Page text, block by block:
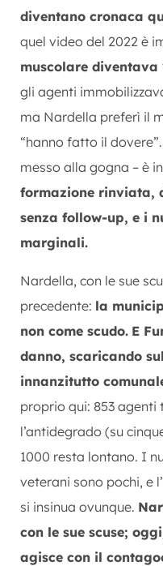
diventano cronaca
quel video del 2022 è
muscolare diventava
gli agenti
ma Nardella preferì il
“hanno fatto il
messo alla gogna – è
formazione rinviata,
senza follow-up, e i
marginali.
Nardella, con le sue
precedente: la
non come scudo. E
danno, scaricando
innanzitutto
proprio qui: 853
l’antidegrado (su
1000 resta lontano. I
veterani sono pochi, e
si insinua ovunque.
con le sue scuse;
agisce con il